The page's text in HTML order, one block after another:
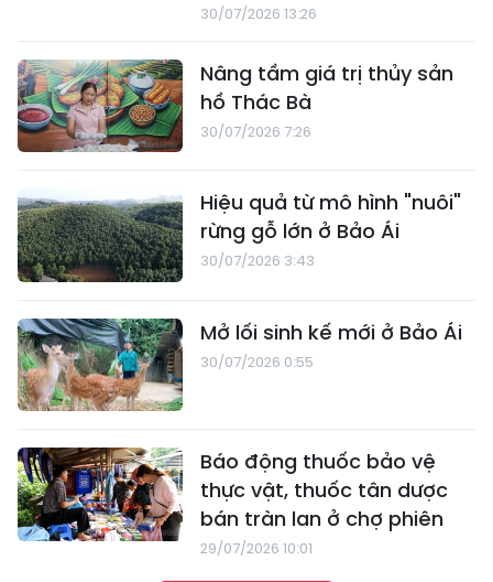
30/07/2026 13:26
Nâng tầm giá trị thủy sản
hồ Thác Bà
30/07/2026 7:26
Hiệu quả từ mô hình "nuôi"
rừng gỗ lớn ở Bảo Ái
30/07/2026 3:43
Mở lối sinh kế mới ở Bảo Ái
30/07/2026 0:55
Báo động thuốc bảo vệ
thực vật, thuốc tân dược
bán tràn lan ở chợ phiên
29/07/2026 10:01